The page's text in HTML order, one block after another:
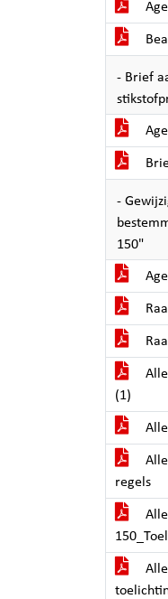
- Brief
-
150"
(1)
regels